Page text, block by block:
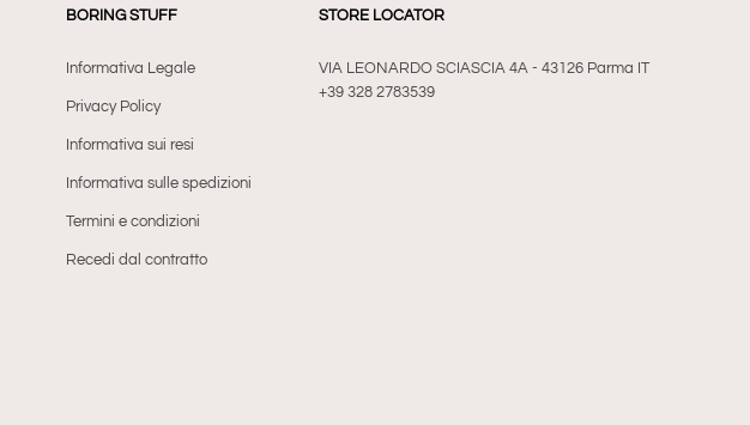
BORING STUFF
Informativa Legale
Privacy Policy
Informativa sui resi
Informativa sulle spedizioni
Termini e condizioni
Recedi dal contratto
STORE LOCATOR
VIA LEONARDO SCIASCIA 4A - 43126 Parma IT
+39 328 2783539